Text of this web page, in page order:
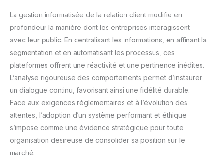
La gestion informatisée de la relation client modifie en
profondeur la manière dont les entreprises interagissent
avec leur public. En centralisant les informations, en affinant la
segmentation et en automatisant les processus, ces
plateformes offrent une réactivité et une pertinence inédites.
L’analyse rigoureuse des comportements permet d’instaurer
un dialogue continu, favorisant ainsi une fidélité durable.
Face aux exigences réglementaires et à l’évolution des
attentes, l’adoption d’un système performant et éthique
s’impose comme une évidence stratégique pour toute
organisation désireuse de consolider sa position sur le
marché.